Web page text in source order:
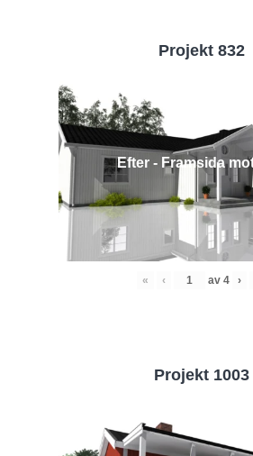
Projekt 832
Efter - Framsida
« ‹ av 4 ›
Projekt 1003